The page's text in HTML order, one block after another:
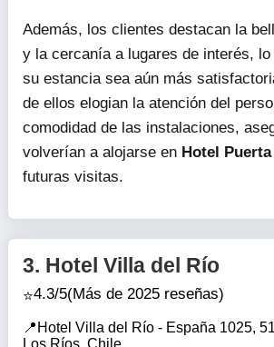
Además, los clientes destacan la
y la cercanía a lugares de interés, lo
su estancia sea aún más
de ellos elogian la atención del
comodidad de las instalaciones,
volverían a alojarse en Hotel
futuras visitas.
3. Hotel Villa del Río
4.3/5(Más de 2025 reseñas)
Hotel Villa del Río - España 1025,
Los Ríos, Chile